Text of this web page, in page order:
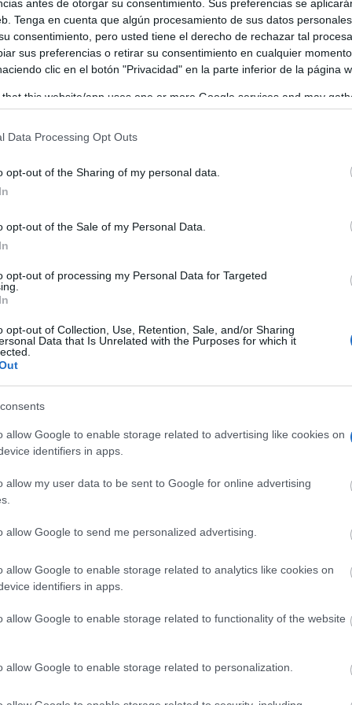
antes de otorgar su consentimiento. Sus preferencias se
Tenga en cuenta que algún procesamiento de sus datos
consentimiento, pero usted tiene el derecho de rechazar tal
sus preferencias o retirar su consentimiento en cualquier
clic en el botón "Privacidad" en la parte inferior de la página
that this website/app uses one or more Google services and may
but not limited to your visit or usage behaviour. You may
consent section.
Data Processing Opt Outs
opt-out of the Sharing of my personal data.
opt-out of the Sale of my Personal Data.
opt-out of processing my Personal Data for Targeted
opt-out of Collection, Use, Retention, Sale, and/or Sharing
Data that Is Unrelated with the Purposes for which it
allow Google to enable storage related to advertising like cookies on
identifiers in apps.
allow my user data to be sent to Google for online advertising
allow Google to send me personalized advertising.
allow Google to enable storage related to analytics like cookies on
identifiers in apps.
allow Google to enable storage related to functionality of the website
allow Google to enable storage related to personalization.
las calles de colorido. Una fiesta caracterizada
ya que asociaciones y habitantes diseñan y
calidad el desfile y concurso de disfraces. Las
14 de febrero, están abiertas hasta un día antes.
de Carnaval 2026 con el objetivo de fomentar la
sin límite de edad. Un concurso en el que se recogen
Las inscripciones están abiertas hasta el próximo 13 de
llenará de colorido las calles del pueblo, a partir de las